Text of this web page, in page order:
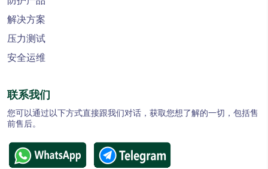
解决方案
压力测试
安全运维
联系我们
您可以通过以下方式直接跟我们对话，获取您想了解的一切，包括售
前售后。